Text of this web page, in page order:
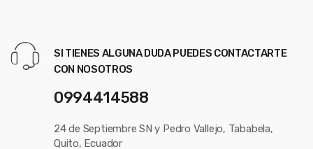
SI TIENES ALGUNA DUDA PUEDES CONTACTARTE
CON NOSOTROS
0994414588
24 de Septiembre SN y Pedro Vallejo, Tababela,
Quito, Ecuador